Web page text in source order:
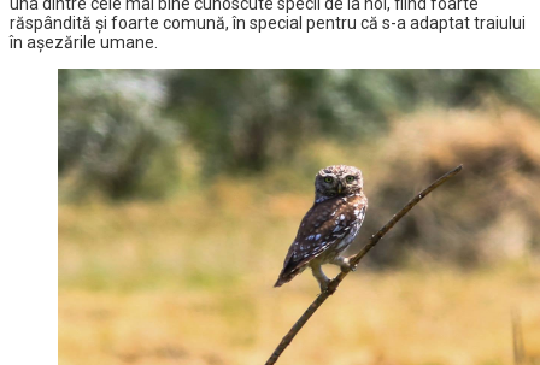
una dintre cele mai bine cunoscute specii de la noi, fiind foarte
răspândită și foarte comună, în special pentru că s-a adaptat traiului
în așezările umane.